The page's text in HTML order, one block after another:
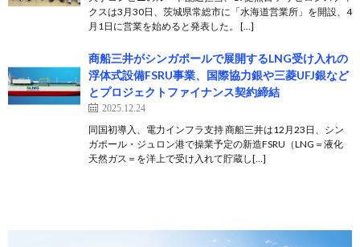
クスは3月30日、茨城県常総市に「水海道営業所」を開設、4
月1日に営業を始めると発表した。 […]
商船三井がシンガポールで展開するLNG受け入れの
浮体式設備FSRU事業、国際協力銀や三菱UFJ銀など
とプロジェクトファイナンス契約締結
2025.12.24
同国初導入、電力インフラ支持 商船三井は12月23日、シン
ガポール・ジュロン港で操業予定の新造FSRU（LNG＝液化
天然ガス＝を洋上で受け入れて貯蔵し[…]